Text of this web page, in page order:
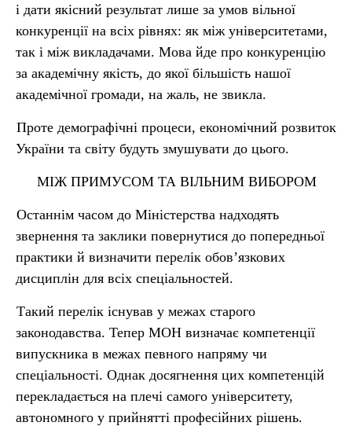
і дати якісний результат лише за умов вільної
конкуренції на всіх рівнях: як між університетами,
так і між викладачами. Мова йде про конкуренцію
за академічну якість, до якої більшість нашої
академічної громади, на жаль, не звикла.
Проте демографічні процеси, економічний розвиток
України та світу будуть змушувати до цього.
МІЖ ПРИМУСОМ ТА ВІЛЬНИМ ВИБОРОМ
Останнім часом до Міністерства надходять
звернення та заклики повернутися до попередньої
практики й визначити перелік обов’язкових
дисциплін для всіх спеціальностей.
Такий перелік існував у межах старого
законодавства. Тепер МОН визначає компетенції
випускника в межах певного напряму чи
спеціальності. Однак досягнення цих компетенцій
перекладається на плечі самого університету,
автономного у прийнятті професійних рішень.